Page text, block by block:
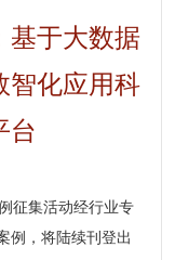
基于大数据
智化应用科
台
征集活动经行业专
例，将陆续刊登出